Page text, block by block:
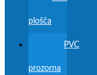
plošča
PVC
prozorna